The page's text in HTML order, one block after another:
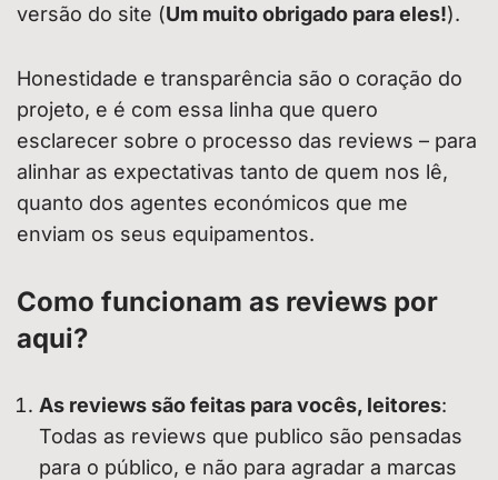
versão do site (Um muito obrigado para eles!).
Honestidade e transparência são o coração do
projeto, e é com essa linha que quero
esclarecer sobre o processo das reviews – para
alinhar as expectativas tanto de quem nos lê,
quanto dos agentes económicos que me
enviam os seus equipamentos.
Como funcionam as reviews por
aqui?
As reviews são feitas para vocês, leitores:
Todas as reviews que publico são pensadas
para o público, e não para agradar a marcas